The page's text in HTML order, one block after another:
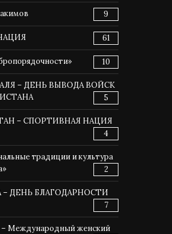
9
61
10
– ДЕНЬ ВЫВОДА ВОЙСК
5
– СПОРТИВНАЯ НАЦИЯ
4
традиции и культура
2
– ДЕНЬ БЛАГОДАРНОСТИ
7
Международный женский